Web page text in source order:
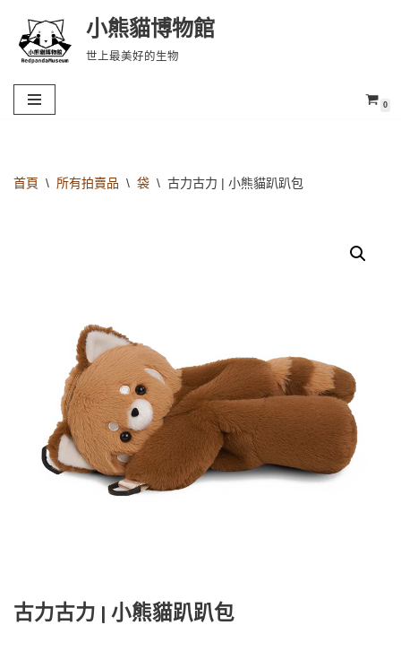
Skip
content
小熊貓博物館
世上最美好的生物
0
首頁 \ 所有拍賣品 \ 袋 \ 古力古力 | 小熊貓趴趴包
古力古力 | 小熊貓趴趴包